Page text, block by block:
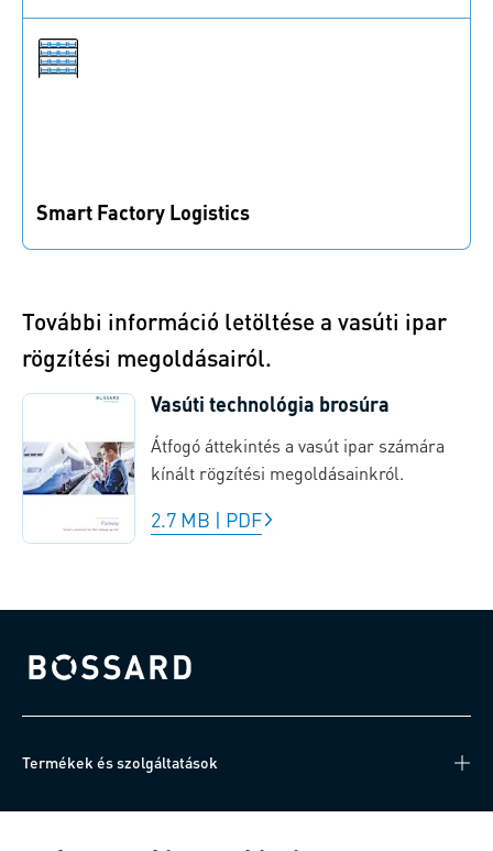
szállításokra számíthat.
Smart Factory Logistics
További információ letöltése a vasúti ipar
rögzítési megoldásairól.
Vasúti technológia brosúra
Átfogó áttekintés a vasút ipar számára
kínált rögzítési megoldásainkról.
2.7 MB | PDF
Bossard homepage
Termékek és szolgáltatások